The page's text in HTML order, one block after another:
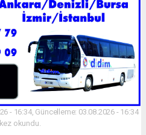
- 16:34, Güncelleme: 03.08.2026 - 16:34
okundu.